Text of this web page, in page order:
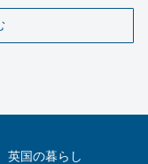
英国の暮らし